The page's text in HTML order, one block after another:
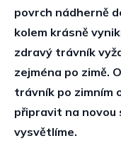
povrch nádherně
kolem krásně
zdravý trávník
zejména po zimě.
trávník po zimním
připravit na novou
vysvětlíme.